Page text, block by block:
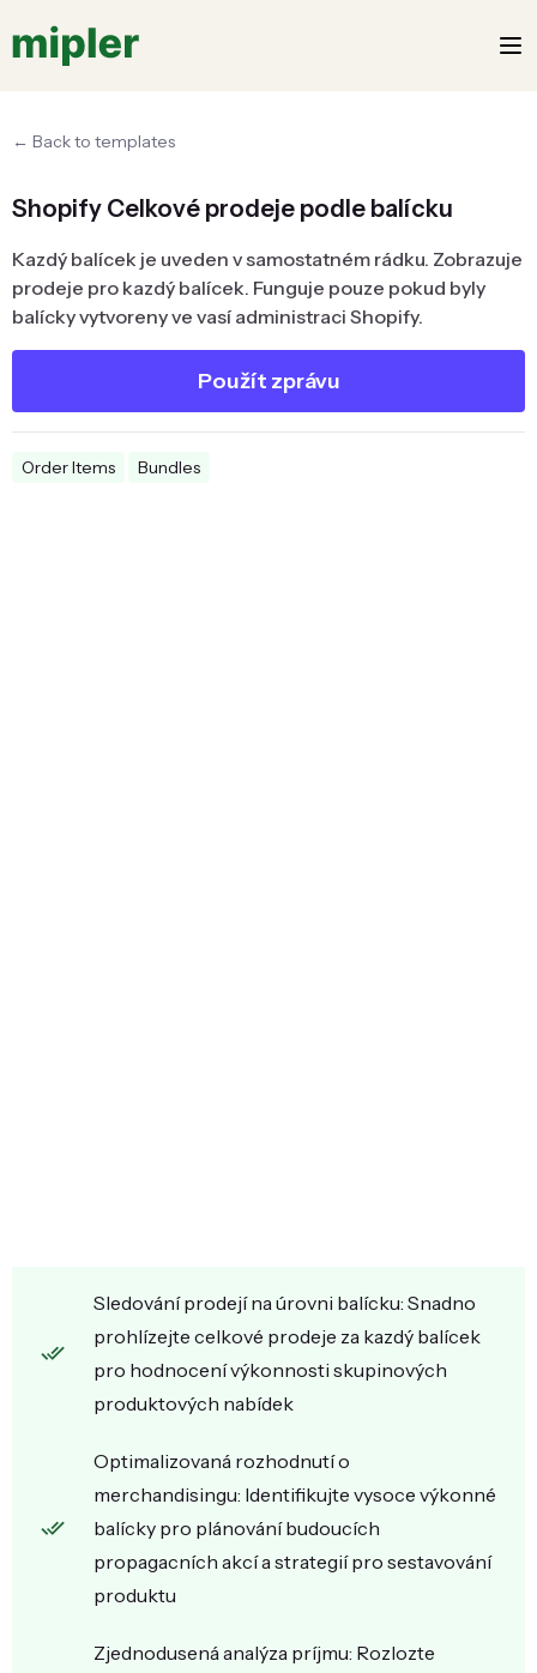
← Back to templates
Shopify Celkové prodeje podle balícku
Kazdý balícek je uveden v samostatném rádku. Zobrazuje
prodeje pro kazdý balícek. Funguje pouze pokud byly
balícky vytvoreny ve vasí administraci Shopify.
Použít zprávu
Order Items Bundles
Sledování prodejí na úrovni balícku: Snadno
prohlízejte celkové prodeje za kazdý balícek
pro hodnocení výkonnosti skupinových
produktových nabídek
Optimalizovaná rozhodnutí o
merchandisingu: Identifikujte vysoce výkonné
balícky pro plánování budoucích
propagacních akcí a strategií pro sestavování
produktu
Zjednodusená analýza príjmu: Rozlozte